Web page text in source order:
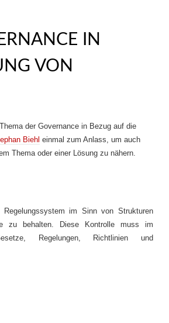
IN
VON
der Governance in Bezug auf die
Biehl einmal zum Anlass, um auch
Thema oder einer Lösung zu nähern.
im Sinn von Strukturen
zu behalten. Diese Kontrolle muss im
Regelungen, Richtlinien und